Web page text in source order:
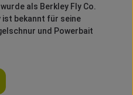
als Berkley FlyCo.
ist bekannt für seine
und Powerbait